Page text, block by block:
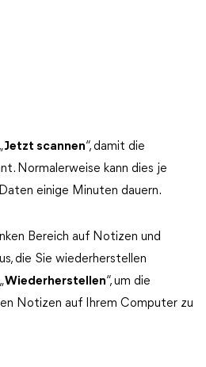
Jetzt scannen“, damit die
Normalerweise kann dies je
einige Minuten dauern.
Bereich auf Notizen und
die Sie wiederherstellen
Wiederherstellen“, um die
Notizen auf Ihrem Computer zu